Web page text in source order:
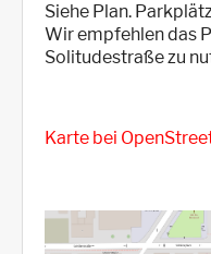
Siehe Plan.
Wir empfehlen das
Solitudestraße zu
Karte bei